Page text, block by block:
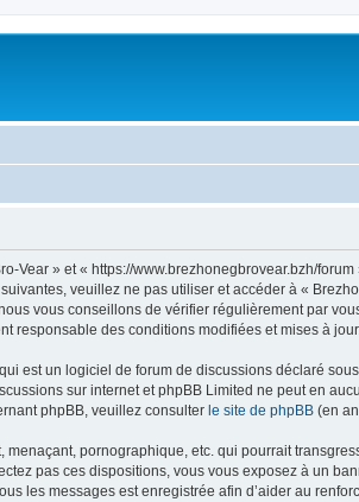
» et « https://www.brezhonegbrovear.bzh/
veuillez ne pas utiliser et accéder à «
vous conseillons de vérifier régulièrement par
responsable des conditions modifiées et mises à
est un logiciel de forum de discussions déclaré
sur internet et phpBB Limited ne peut en
phpBB, veuillez consulter le site de phpBB (en
pornographique, etc. qui pourrait
pas ces dispositions, vous vous exposez à un
les messages est enregistrée afin d’aider au